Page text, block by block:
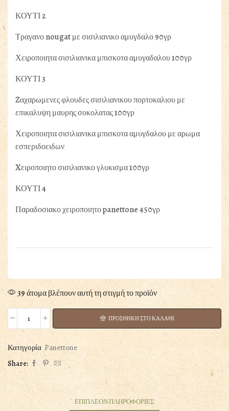
ΚΟΥΤΙ 2
Τραγανο nougat με σισιλιανικο αμυγδαλο 90γρ
Χειροποιητα σισιλιανικα μπισκοτα αμυγαδαλου 100γρ
ΚΟΥΤΙ 3
Zαχαρωμενες φλουδες σισιλιανικου πορτοκαλιου με
επικαλυψη μαυρης σοκολατας 100γρ
Χειροποιητα σισιλιανικα μπισκοτα αμυγδαλου με αρωμα
εσπεριδοειδων
Xειροποιητο σισιλιανικο γλυκισμα 100γρ
ΚΟΥΤΙ 4
Παραδοσιακο χειροποιητο panettone 450γρ
39 άτομα βλέπουν αυτή τη στιγμή το προϊόν
ΠΥΡΓΟΣ
ΣΙΣΙΛΙΑΝΙΚΗ
ΠΟΙΚΙΛΙΑ
GOURMET
ΠΡΟΣΘΗΚΗ ΣΤΟ ΚΑΛΑΘΙ
Κατηγορία Panettone
Share:
ΕΠΙΠΛΕΟΝ ΠΛΗΡΟΦΟΡΙΕΣ